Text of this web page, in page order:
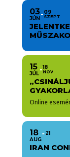
03
JÚN
09
SZEPT
15
JÚL
18
NOV
Online
18
AUG
21
IRAN